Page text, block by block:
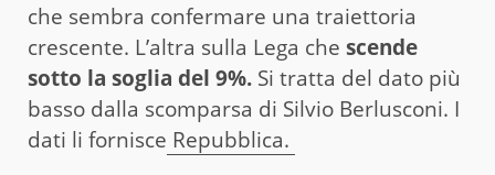
che sembra confermare una traiettoria
crescente. L’altra sulla Lega che scende
sotto la soglia del 9%. Si tratta del dato più
basso dalla scomparsa di Silvio Berlusconi. I
dati li fornisce Repubblica.